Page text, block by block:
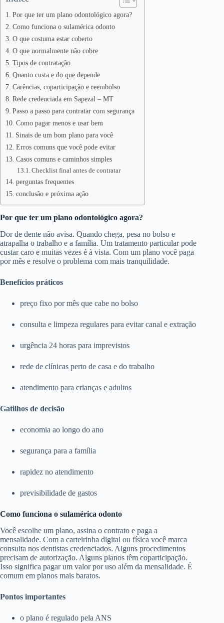
Por que ter um plano odontológico agora?
Como funciona o sulamérica odonto
O que costuma estar coberto
O que normalmente não cobre
Tipos de contratação
Quanto custa e do que depende
Carências, coparticipação e reembolso
Rede credenciada em Sapezal – MT
Passo a passo para contratar com segurança
Como pagar menos e usar bem
Sinais de um bom plano para você
Erros comuns que você pode evitar
Casos comuns e caminhos simples
Checklist final antes de contratar
perguntas frequentes
conclusão e próxima ação
Por que ter um plano odontológico agora?
Dor de dente não avisa. Quando chega, pesa no bolso e
atrapalha o trabalho e a família. Um tratamento particular pode
custar caro e muitas vezes é à vista. Com um plano você paga
por mês e resolve o problema com mais tranquilidade.
Benefícios práticos
preço fixo por mês que cabe no bolso
consulta e limpeza regulares para evitar canal e extração
urgência 24 horas para imprevistos
rede de clínicas perto de casa e do trabalho
atendimento para crianças e adultos
Gatilhos de decisão
economia ao longo do ano
segurança para a família
rapidez no atendimento
previsibilidade de gastos
Como funciona o sulamérica odonto
Você escolhe um plano, assina o contrato e paga a
mensalidade. Com a carteirinha digital ou física você marca
consulta nos dentistas credenciados. Alguns procedimentos
precisam de autorização. Alguns planos têm coparticipação.
Isso significa pagar um valor por uso além da mensalidade. É
comum em planos mais baratos.
Pontos importantes
o plano é regulado pela ANS